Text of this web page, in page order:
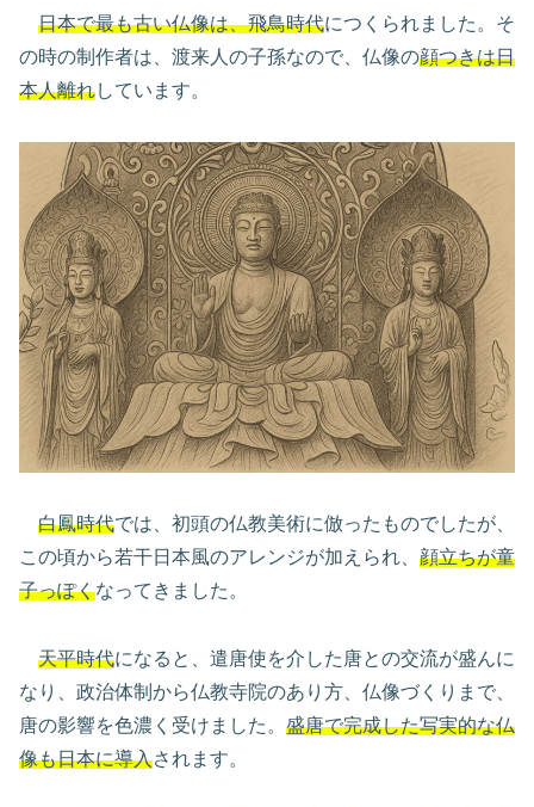
日本で最も古い仏像は、飛鳥時代につくられました。そ
の時の制作者は、渡来人の子孫なので、仏像の顔つきは日
本人離れしています。
白鳳時代では、初頭の仏教美術に倣ったものでしたが、
この頃から若干日本風のアレンジが加えられ、 顔立ちが童
子っぽくなってきました。
天平時代になると、遣唐使を介した唐との交流が盛んに
なり、政治体制から仏教寺院のあり方、仏像づくりまで、
唐の影響を色濃く受けました。 盛唐で完成した写実的な仏
像も日本に導入されます。